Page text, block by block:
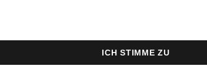
ICH STIMME ZU